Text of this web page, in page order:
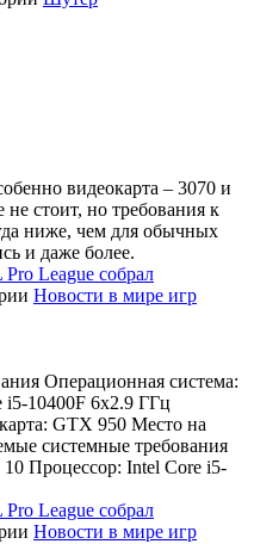
видеокарта – 3070 и
не стоит, но требования к
ниже, чем для обычных
и даже более.
League собрал
Новости в мире игр
Операционная система:
i5-10400F 6x2.9 ГГц
GTX 950 Место на
системные требования
Процессор: Intel Core i5-
League собрал
Новости в мире игр